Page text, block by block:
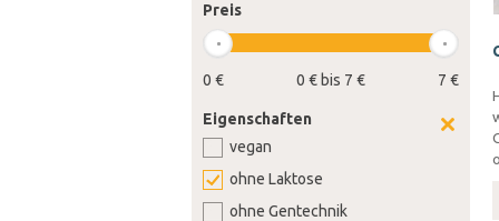
Preis
0 € 7 €
0 € bis 7 €
Eigenschaften
vegan
ohne Laktose
ohne Gentechnik